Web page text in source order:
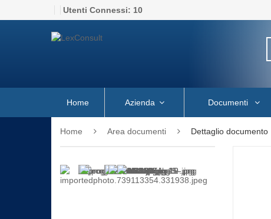
Utenti Connessi: 10
Home Azienda Documenti
Home Area documenti Dettaglio documento